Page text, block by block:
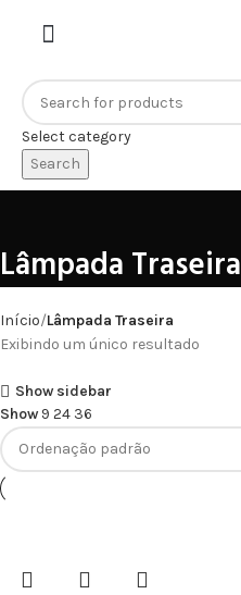
Select category
Search
Lâmpada Traseira
Início Lâmpada Traseira
Exibindo um único resultado
Show sidebar
Show 9 24 36